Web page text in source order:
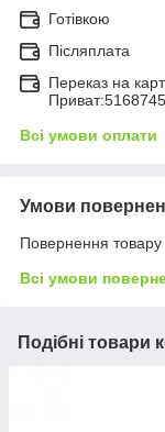
Готівкою
Післяплата
Переказ на
Всі умови оплати
Умови
Повернення товару
Всі умови
Подібні товари